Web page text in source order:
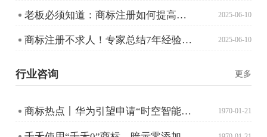
老板必须知道：商标注册如何提高成功率？ 2025-06-10
商标注册不求人！专家总结7年经验助您成功避坑 2025-06-10
行业咨询 更多
商标热点丨华为引望申请“时空智能魔毯”商标；奇瑞注册“猎鹰智驾”！ 1970-01-21